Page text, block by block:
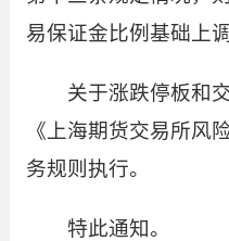
易保证金比例基础上调
关于涨跌停板和
《上海期货交易所风
务规则执行。
特此通知。